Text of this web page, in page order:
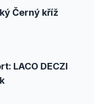
Černý kříž
LACO DECZI